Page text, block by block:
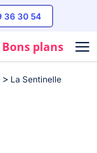
36 30 54
Bons plans
La Sentinelle